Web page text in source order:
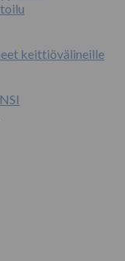
keittiövälineille